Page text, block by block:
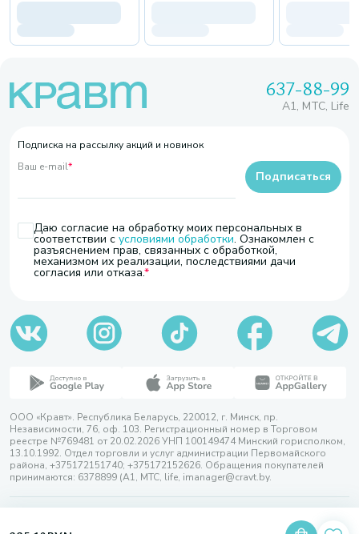
637-88-99
A1, МТС, Life
Подписка на рассылку акций и новинок
Ваш e-mail*
Даю согласие на обработку моих персональных в
соответствии с условиями обработки. Ознакомлен с
разъяснением прав, связанных с обработкой,
механизмом их реализации, последствиями дачи
согласия или отказа.
Подписаться
ООО «Кравт». Республика Беларусь, 220012, г. Минск, пр.
Независимости, 76, оф. 103. Регистрационный номер в Торговом
реестре №769481 от 20.02.2026 УНП 100149474 Минский горисполком,
13.10.1992. Отдел торговли и услуг администрации Первомайского
района, +375172151740; +375172152626. Обращения покупателей
принимаются: 6378899 (А1, МТС, life, imanager@cravt.by.